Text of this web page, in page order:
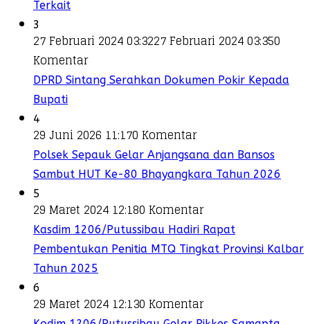
Terkait
3
27 Februari 2024 03:3227 Februari 2024 03:350
Komentar
DPRD Sintang Serahkan Dokumen Pokir Kepada
Bupati
4
29 Juni 2026 11:170 Komentar
Polsek Sepauk Gelar Anjangsana dan Bansos
Sambut HUT Ke-80 Bhayangkara Tahun 2026
5
29 Maret 2024 12:180 Komentar
Kasdim 1206/Putussibau Hadiri Rapat
Pembentukan Penitia MTQ Tingkat Provinsi Kalbar
Tahun 2025
6
29 Maret 2024 12:130 Komentar